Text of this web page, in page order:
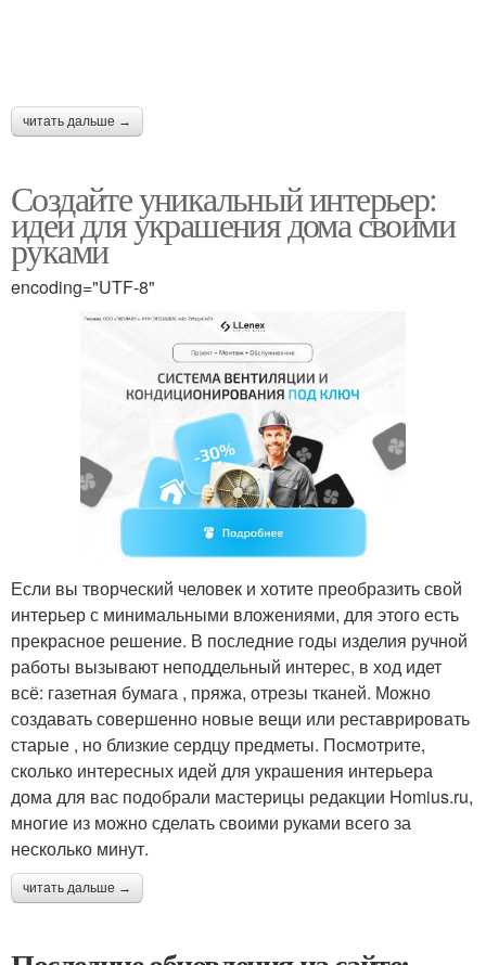
читать дальше →
Создайте уникальный интерьер:
идеи для украшения дома своими
руками
encoding="UTF-8"
Если вы творческий человек и хотите преобразить свой
интерьер с минимальными вложениями, для этого есть
прекрасное решение. В последние годы изделия ручной
работы вызывают неподдельный интерес, в ход идет
всё: газетная бумага , пряжа, отрезы тканей. Можно
создавать совершенно новые вещи или реставрировать
старые , но близкие сердцу предметы. Посмотрите,
сколько интересных идей для украшения интерьера
дома для вас подобрали мастерицы редакции Homius.ru,
многие из можно сделать своими руками всего за
несколько минут.
читать дальше →